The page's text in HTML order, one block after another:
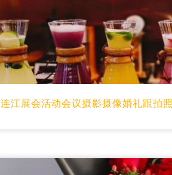
连江展会活动会议摄影摄像婚礼跟拍